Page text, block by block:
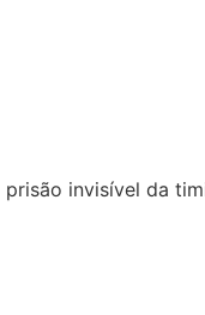
invisível da